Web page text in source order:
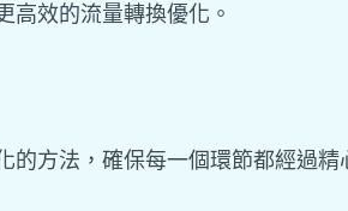
高效的流量轉換優化。
方法，確保每一個環節都經過精